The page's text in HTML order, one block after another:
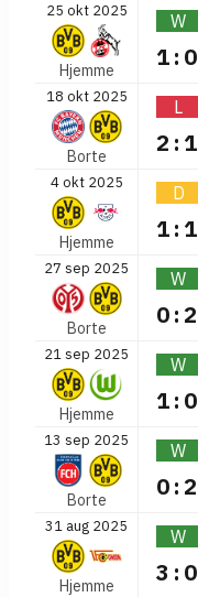
25 okt 2025
Hjemme
W
1:0
18 okt 2025
Borte
L
2:1
4 okt 2025
Hjemme
D
1:1
27 sep 2025
Borte
W
0:2
21 sep 2025
Hjemme
W
1:0
13 sep 2025
Borte
W
0:2
31 aug 2025
Hjemme
W
3:0